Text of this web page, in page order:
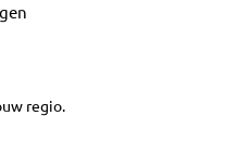
regio.